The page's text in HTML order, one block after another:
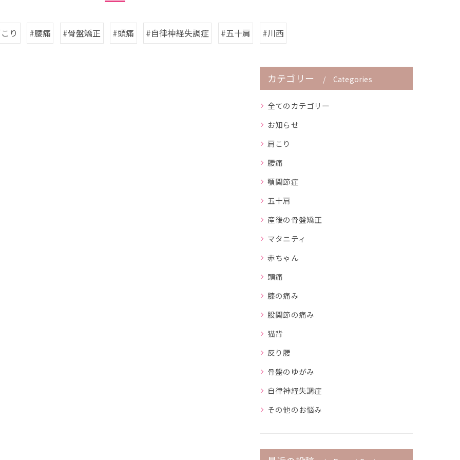
り #腰痛 #骨盤矯正 #頭痛 #自律神経失調症 #五十肩 #川西
カテゴリー Categories
全てのカテゴリー
お知らせ
肩こり
腰痛
顎関節症
五十肩
産後の骨盤矯正
マタニティ
赤ちゃん
頭痛
膝の痛み
股関節の痛み
猫背
反り腰
骨盤のゆがみ
自律神経失調症
その他のお悩み